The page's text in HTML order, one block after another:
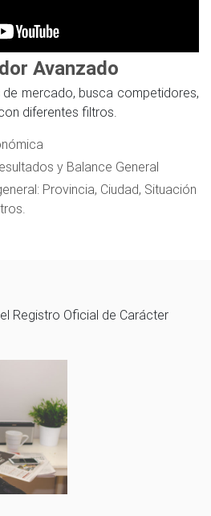
Avanzado
mercado, busca competidores,
diferentes filtros.
y Balance General
Provincia, Ciudad, Situación
Registro Oficial de Carácter